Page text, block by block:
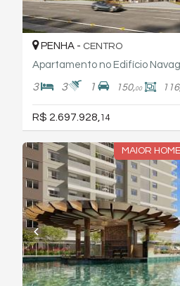
PENHA - CENTRO
3 3 1 150,00
R$ 2.697.928, 14
MAIOR